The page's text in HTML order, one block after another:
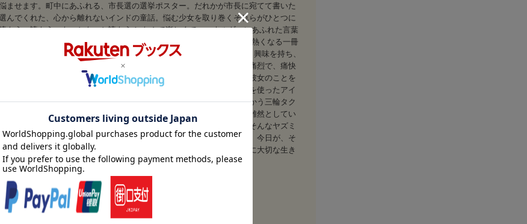
せます。町中にあふれる、市長選の選挙ポスター。だれかが市長に宛てて書いた
でくれた、心から離れないインドの童話。悩む少女を取り巻くそれらがひとつに
う、読もう、もっともっと読もう！ なんて楽しくて、エネルギーにあふれた言葉
めに立ちあがり、おとなやその社会に堂々と立ち向かう。その姿に心熱くなる一冊
題なんてある？ おとなは、当選したら約束をやぶるの？なんにでも興味を持ち、
くおとな社会に対する素朴な疑問は、あどけなさがありながらも、痛烈で、痛快
ののために戦う姿を読めば、誰しもいつの間にか、拳に力を入れて彼女のことを
もかもが違うインド文化もみどころです。山盛りの洋服の前、石炭を使ったアイ
物売り。クラクションを鳴らしまくるスクールバスに、道路をゆきかう三輪タク
な描写のひとつひとつにも異国情緒があふれ、インドの下町、その雑然としてい
ために奮闘するヤズミンでしたが、どんな道にも困難はつきもの。そんなヤズミ
き、本おじさんは、ぴったりの日にぴったりの本だと教えてくれた。今日が、そ
を考えて行動を起こす。そんなヤズミンの姿勢に、これからの時代に大切な生き